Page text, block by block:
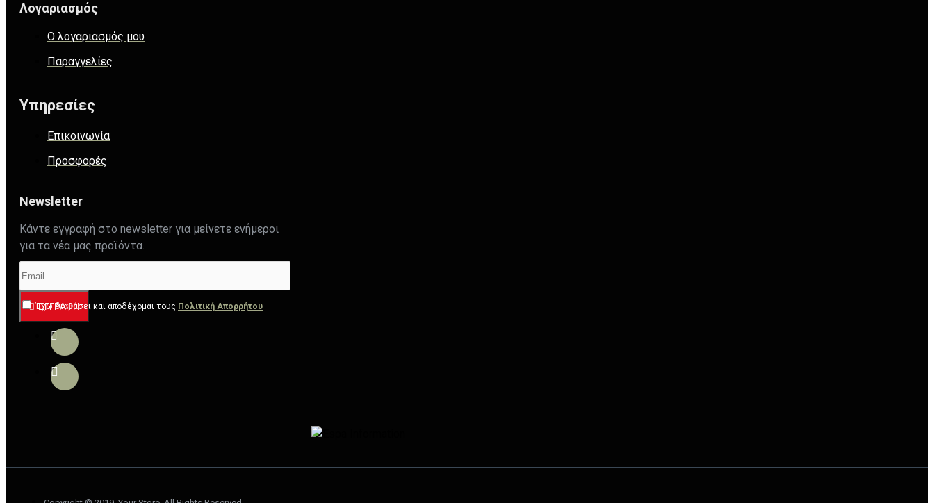
Λογαριασμός
Ο λογαριασμός μου
Παραγγελίες
Υπηρεσίες
Επικοινωνία
Προσφορές
Newsletter
Κάντε εγγραφή στο newsletter για μείνετε ενήμεροι
για τα νέα μας προϊόντα.
ΕΓΓΡΑΦΉ
Έχω διαβάσει και αποδέχομαι τους Πολιτική Απορρήτου